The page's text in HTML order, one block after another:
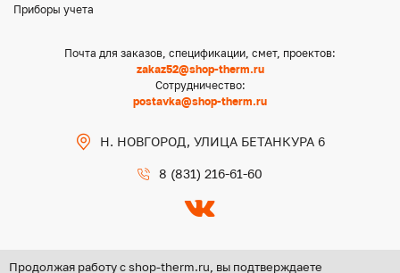
Приборы учета
Почта для заказов, спецификации, смет, проектов:
zakaz52@shop-therm.ru
Сотрудничество:
postavka@shop-therm.ru
Н. НОВГОРОД, УЛИЦА БЕТАНКУРА 6
8 (831) 216-61-60
Продолжая работу с shop-therm.ru, вы подтверждаете